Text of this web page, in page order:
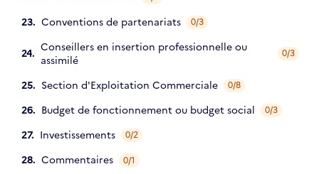
Conventions de partenariats 0/3
Conseillers en insertion professionnelle ou
assimilé
0/3
Section d'Exploitation Commerciale 0/8
Budget de fonctionnement ou budget social 0/3
Investissements 0/2
Commentaires 0/1